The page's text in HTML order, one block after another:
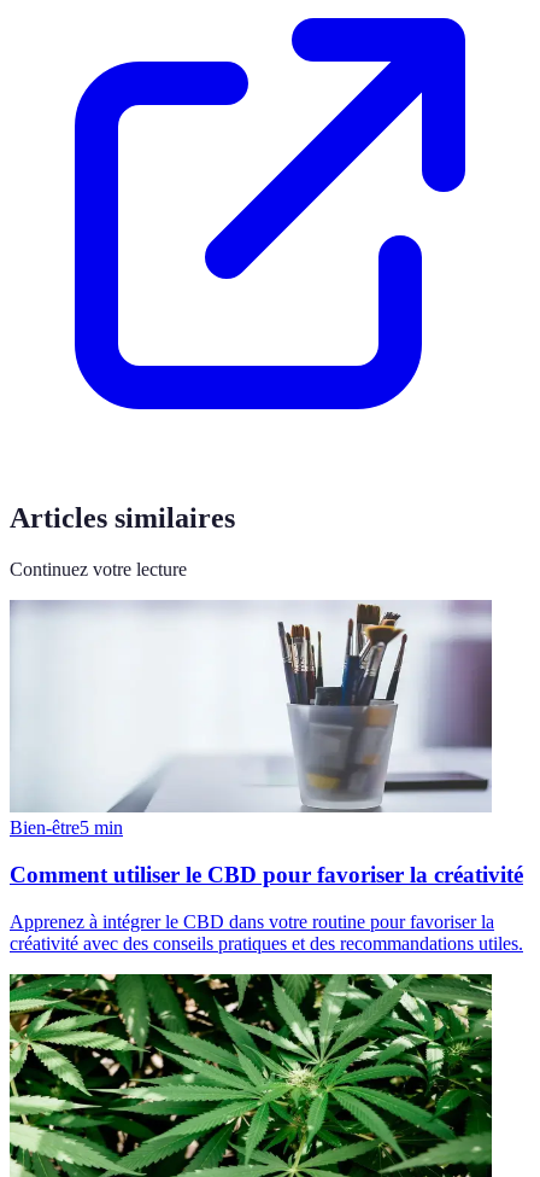
Articles similaires
Continuez votre lecture
Bien-être5 min
Comment utiliser le CBD pour favoriser la créativité
Apprenez à intégrer le CBD dans votre routine pour favoriser la
créativité avec des conseils pratiques et des recommandations utiles.